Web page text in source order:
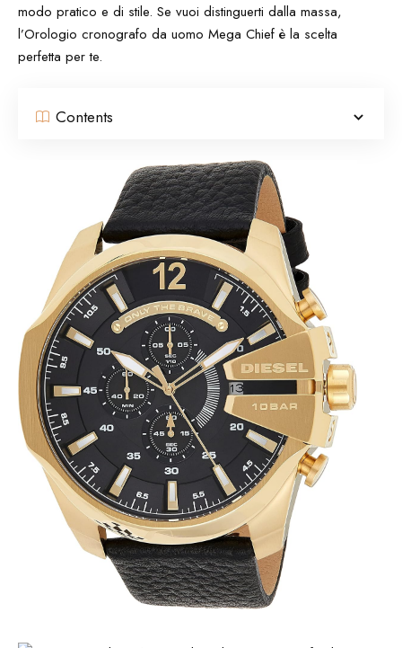
modo pratico e di stile. Se vuoi distinguerti dalla massa,
l’Orologio cronografo da uomo Mega Chief è la scelta
perfetta per te.
Contents